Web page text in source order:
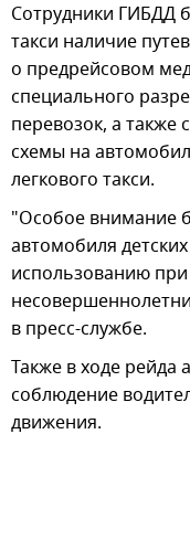
Сотрудники ГИБДД
такси наличие
о предрейсовом
специального
перевозок, а также
схемы на
легкового такси.
"Особое внимание
автомобиля
использованию при
в пресс-службе.
Также в ходе рейда
соблюдение
движения.